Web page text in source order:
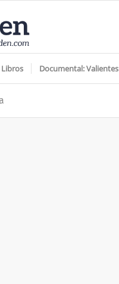
Libros Documental: Valientes